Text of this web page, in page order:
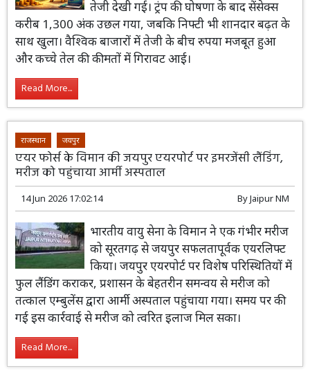
तेजी देखी गई। ट्रंप की घोषणा के बाद सेंसेक्स
करीब 1,300 अंक उछल गया, जबकि निफ्टी भी शानदार बढ़त के
साथ खुला। वैश्विक बाजारों में तेजी के बीच रुपया मजबूत हुआ
और कच्चे तेल की कीमतों में गिरावट आई।
Read More...
राजस्थान जयपुर
एयर फोर्स के विमान की जयपुर एयरपोर्ट पर इमरजेंसी लैंडिंग,
मरीज को पहुंचाया आर्मी अस्पताल
14 Jun 2026 17:02:14 ByJaipur NM
भारतीय वायु सेना के विमान ने एक गंभीर मरीज
को सूरतगढ़ से जयपुर सफलतापूर्वक एयरलिफ्ट
किया। जयपुर एयरपोर्ट पर विशेष परिस्थितियों में
फुल लैंडिंग कराकर, प्रशासन के बेहतरीन समन्वय से मरीज को
तत्काल एम्बुलेंस द्वारा आर्मी अस्पताल पहुंचाया गया। समय पर की
गई इस कार्रवाई से मरीज को त्वरित इलाज मिल सका।
Read More...